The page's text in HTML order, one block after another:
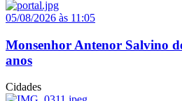
05/08/2026 às 11:05
Monsenhor Antenor Salvino
anos
Cidades